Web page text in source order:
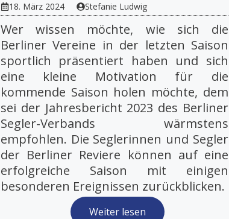
18. März 2024 Stefanie Ludwig
Wer wissen möchte, wie sich die
Berliner Vereine in der letzten Saison
sportlich präsentiert haben und sich
eine kleine Motivation für die
kommende Saison holen möchte, dem
sei der Jahresbericht 2023 des Berliner
Segler-Verbands wärmstens
empfohlen. Die Seglerinnen und Segler
der Berliner Reviere können auf eine
erfolgreiche Saison mit einigen
besonderen Ereignissen zurückblicken.
Weiter lesen